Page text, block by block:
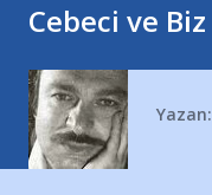
Cebeci ve Biz
Yazan: